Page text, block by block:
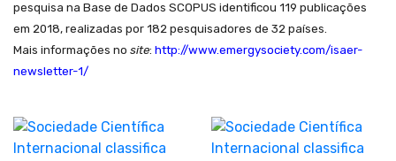
pesquisa na Base de Dados SCOPUS identificou 119 publicações
em 2018, realizadas por 182 pesquisadores de 32 países.
Mais informações no site: http://www.emergysociety.com/isaer-
newsletter-1/